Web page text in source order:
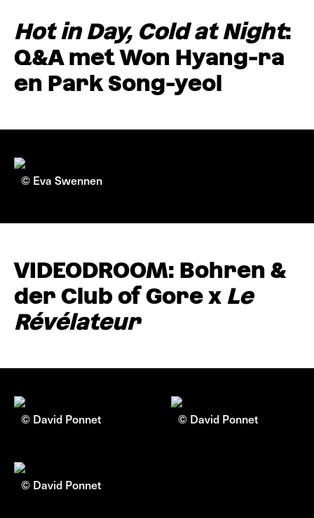
Hot in Day, Cold at Night:
Q&A met Won Hyang-ra
en Park Song-yeol
© Eva Swennen
VIDEODROOM: Bohren &
der Club of Gore x Le
Révélateur
© David Ponnet © David Ponnet
© David Ponnet